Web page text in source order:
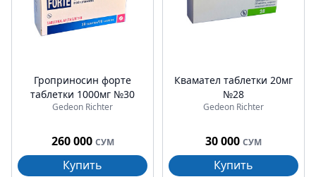
Гроприносин форте
таблетки 1000мг №30
Gedeon Richter
260 000 СУМ
Купить
Квамател таблетки 20мг
№28
Gedeon Richter
30 000 СУМ
Купить